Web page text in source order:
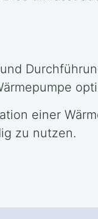
einer
zu nutzen.